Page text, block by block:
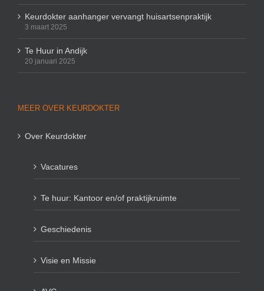
Keurdokter aanhanger vervangt huisartsenpraktijk
3 maart 2025
Te Huur in Andijk
20 januari 2025
MEER OVER KEURDOKTER
Over Keurdokter
Vacatures
Te huur: Kantoor en/of praktijkruimte
Geschiedenis
Visie en Missie